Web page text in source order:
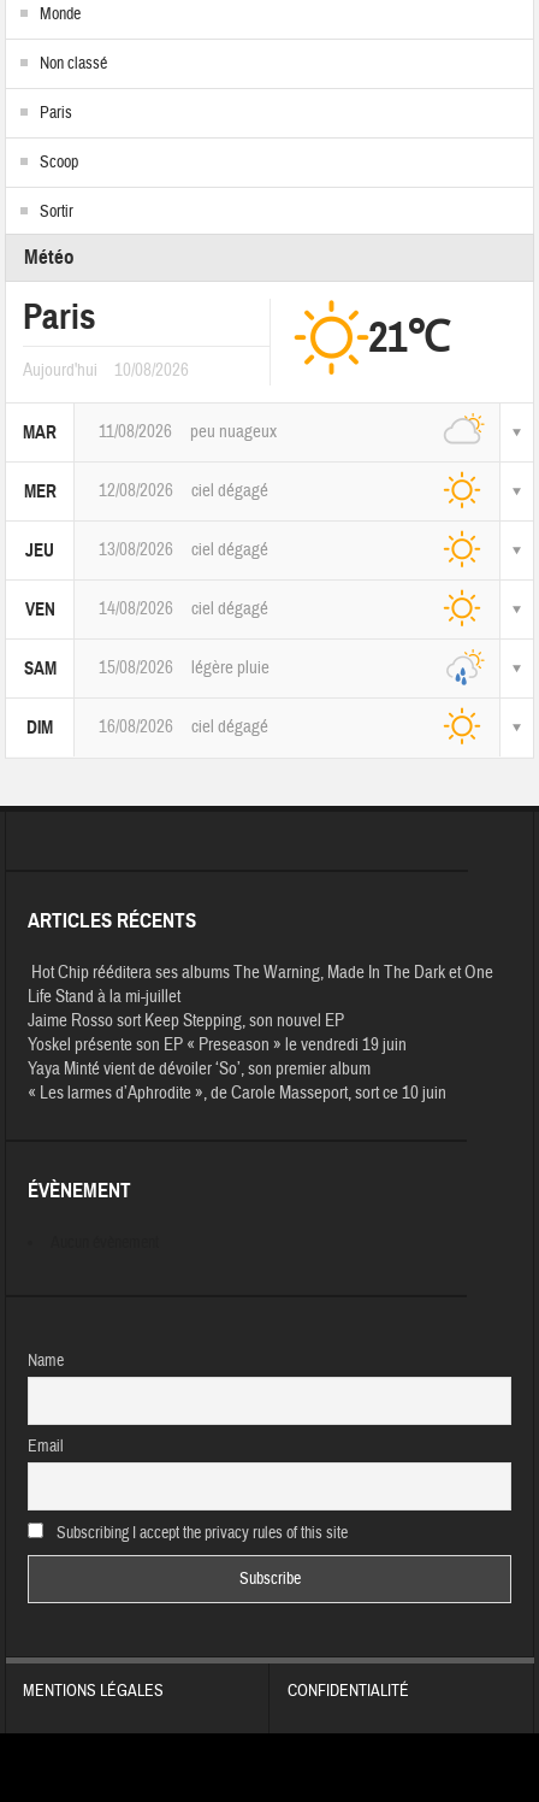
Monde
Non classé
Paris
Scoop
Sortir
Météo
Paris
Aujourd'hui 10/08/2026
21℃
MAR 11/08/2026 peu nuageux
MER 12/08/2026 ciel dégagé
JEU 13/08/2026 ciel dégagé
VEN 14/08/2026 ciel dégagé
SAM 15/08/2026 légère pluie
DIM 16/08/2026 ciel dégagé
ARTICLES RÉCENTS
Hot Chip rééditera ses albums The Warning, Made In The Dark et One
Life Stand à la mi-juillet
Jaime Rosso sort Keep Stepping, son nouvel EP
Yoskel présente son EP « Preseason » le vendredi 19 juin
Yaya Minté vient de dévoiler ‘So’, son premier album
« Les larmes d’Aphrodite », de Carole Masseport, sort ce 10 juin
ÉVÈNEMENT
Name
Email
Subscribing I accept the privacy rules of this site
MENTIONS LÉGALES CONFIDENTIALITÉ